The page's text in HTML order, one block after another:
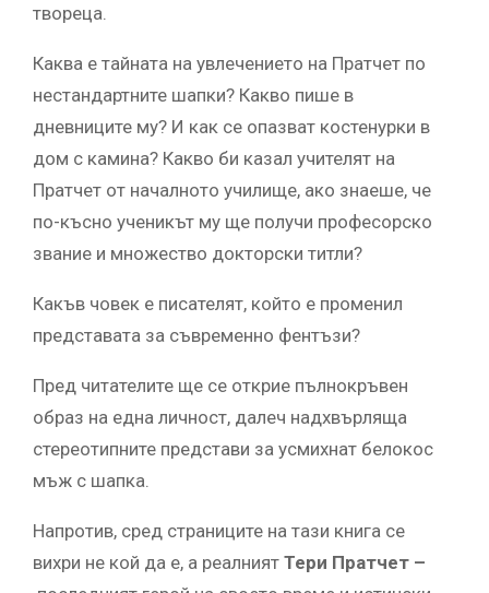
твореца.
Каква е тайната на увлечението на Пратчет по
нестандартните шапки? Какво пише в
дневниците му? И как се опазват костенурки в
дом с камина? Какво би казал учителят на
Пратчет от началното училище, ако знаеше, че
по-късно ученикът му ще получи професорско
звание и множество докторски титли?
Какъв човек е писателят, който е променил
представата за съвременно фентъзи?
Пред читателите ще се открие пълнокръвен
образ на една личност, далеч надхвърляща
стереотипните представи за усмихнат белокос
мъж с шапка.
Напротив, сред страниците на тази книга се
вихри не кой да е, а реалният Тери Пратчет –